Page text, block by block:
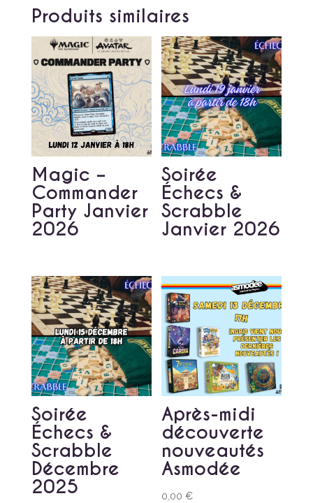
Produits similaires
Magic –
Commander
Party Janvier
2026
Soirée
Échecs &
Scrabble
Janvier 2026
Soirée
Échecs &
Scrabble
Décembre
2025
Après-midi
découverte
nouveautés
Asmodée
0,00€